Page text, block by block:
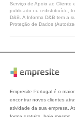
Serviço de Apoio ao Cliente
publicado ou redistribuído,
D&B. A Informa D&B tem a
Proteção de Dados
Empresite Portugal é o
encontrar novos clientes
atividade da sua empresa.